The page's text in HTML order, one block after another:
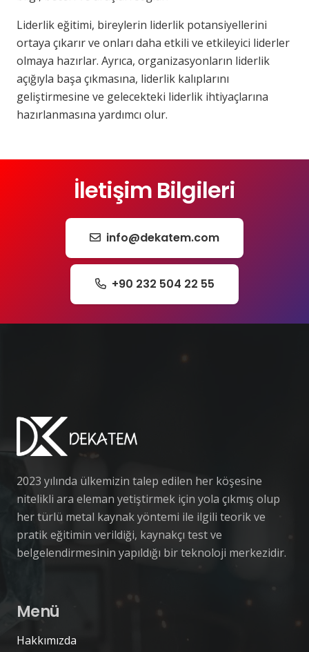
Liderlik eğitimi, bireylerin liderlik potansiyellerini
ortaya çıkarır ve onları daha etkili ve etkileyici liderler
olmaya hazırlar. Ayrıca, organizasyonların liderlik
açığıyla başa çıkmasına, liderlik kalıplarını
geliştirmesine ve gelecekteki liderlik ihtiyaçlarına
hazırlanmasına yardımcı olur.
İletişim Bilgileri
info@dekatem.com
+90 232 504 22 55
2023 yılında ülkemizin talep edilen her köşesine
nitelikli ara eleman yetiştirmek için yola çıkmış olup
her türlü metal kaynak yöntemi ile ilgili teorik ve
pratik eğitimin verildiği, kaynakçı test ve
belgelendirmesinin yapıldığı bir teknoloji merkezidir.
Menü
Hakkımızda